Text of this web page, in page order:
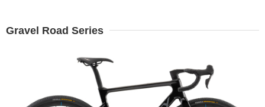
Gravel Road Series